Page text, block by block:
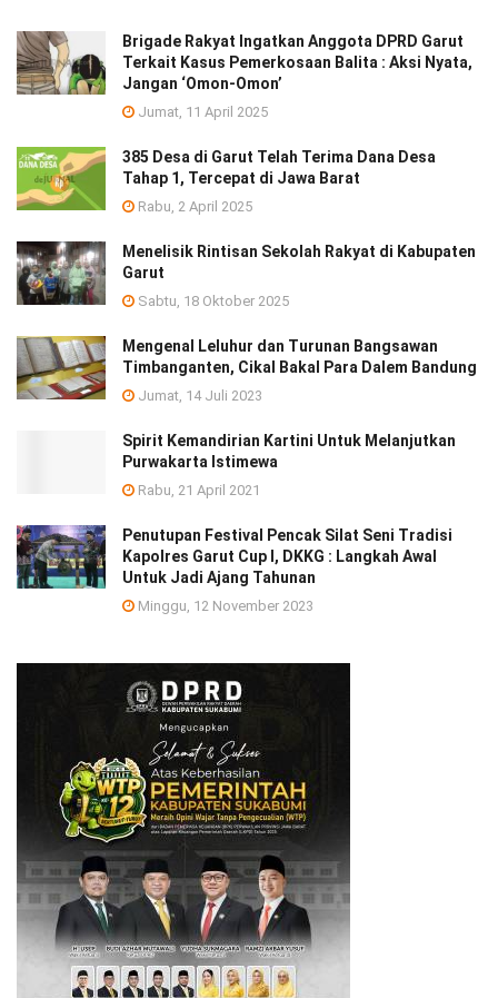
Brigade Rakyat Ingatkan Anggota DPRD Garut
Terkait Kasus Pemerkosaan Balita : Aksi Nyata,
Jangan ‘Omon-Omon’
Jumat, 11 April 2025
385 Desa di Garut Telah Terima Dana Desa
Tahap 1, Tercepat di Jawa Barat
Rabu, 2 April 2025
Menelisik Rintisan Sekolah Rakyat di Kabupaten
Garut
Sabtu, 18 Oktober 2025
Mengenal Leluhur dan Turunan Bangsawan
Timbanganten, Cikal Bakal Para Dalem Bandung
Jumat, 14 Juli 2023
Spirit Kemandirian Kartini Untuk Melanjutkan
Purwakarta Istimewa
Rabu, 21 April 2021
Penutupan Festival Pencak Silat Seni Tradisi
Kapolres Garut Cup I, DKKG : Langkah Awal
Untuk Jadi Ajang Tahunan
Minggu, 12 November 2023